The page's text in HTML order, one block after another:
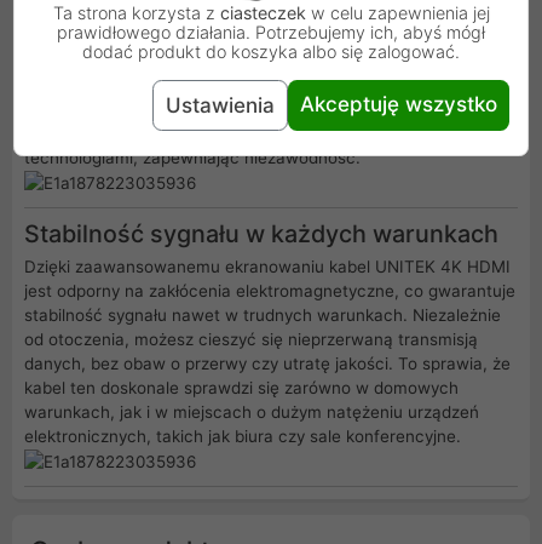
jak HDMI 2.0 i HDR, dzięki czemu jest w pełni kompatybilny z
nowoczesnymi urządzeniami. Możesz go podłączyć do
najnowszych telewizorów, konsol do gier czy projektorów,
uzyskując pełnię możliwości technologicznych. Dzięki temu nie
musisz się martwić o to, że kabel nie będzie współpracował z
Twoimi urządzeniami - działa doskonale z najnowszymi
technologiami, zapewniając niezawodność.
Stabilność sygnału w każdych warunkach
Dzięki zaawansowanemu ekranowaniu kabel UNITEK 4K HDMI
jest odporny na zakłócenia elektromagnetyczne, co gwarantuje
stabilność sygnału nawet w trudnych warunkach. Niezależnie
od otoczenia, możesz cieszyć się nieprzerwaną transmisją
danych, bez obaw o przerwy czy utratę jakości. To sprawia, że
kabel ten doskonale sprawdzi się zarówno w domowych
warunkach, jak i w miejscach o dużym natężeniu urządzeń
elektronicznych, takich jak biura czy sale konferencyjne.
Ta strona korzysta z ciasteczek w celu zapewnienia jej
prawidłowego działania. Potrzebujemy ich, abyś mógł
dodać produkt do koszyka albo się zalogować.
Ustawienia Akceptuję wszystko